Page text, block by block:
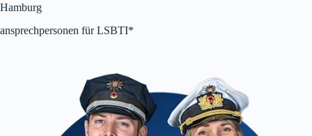
Hamburg
ansprechpersonen für LSBTI*